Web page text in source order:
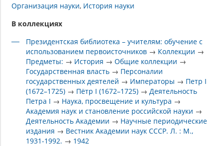
Организация науки История науки
В коллекциях
Президентская библиотека – учителям: обучение с
использованием первоисточников → Коллекции →
Предметы: → История →Общие коллекции →
Государственная власть → Персоналии
государственных деятелей → Императоры → Петр I
(1672–1725) → Пётр I (1672–1725) →Деятельность
Петра I → Наука, просвещение и культура →
Академия наук и становление российской науки →
Деятельность Академии → Научные периодические
издания → Вестник Академии наук СССР. Л. : М.,
1931-1992. → 1942